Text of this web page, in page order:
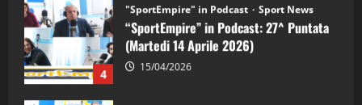
4
"SportEmpire" in Podcast Sport News
“SportEmpire” in Podcast: 27^ Puntata
(Martedi 14 Aprile 2026)
15/04/2026